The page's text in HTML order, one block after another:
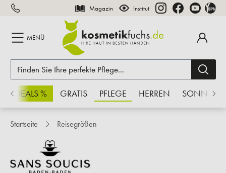
springen Magazin Institut
MENÜ
% GRATIS PFLEGE HERREN SONNE
Startseite Reisegrößen